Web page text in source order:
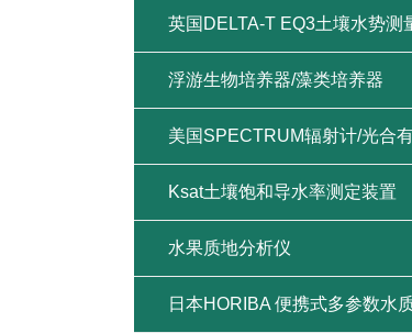
英国DELTA-T EQ3土壤水势测
浮游生物培养器/藻类培养器
美国SPECTRUM辐射计/光合
射/紫外辐射/总辐射
Ksat土壤饱和导水率测定装置
水果质地分析仪
日本HORIBA 便携式多参数水